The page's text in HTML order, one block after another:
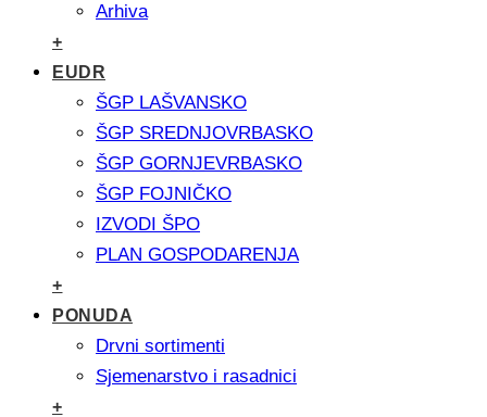
Arhiva
+
EUDR
ŠGP LAŠVANSKO
ŠGP SREDNJOVRBASKO
ŠGP GORNJEVRBASKO
ŠGP FOJNIČKO
IZVODI ŠPO
PLAN GOSPODARENJA
+
PONUDA
Drvni sortimenti
Sjemenarstvo i rasadnici
+